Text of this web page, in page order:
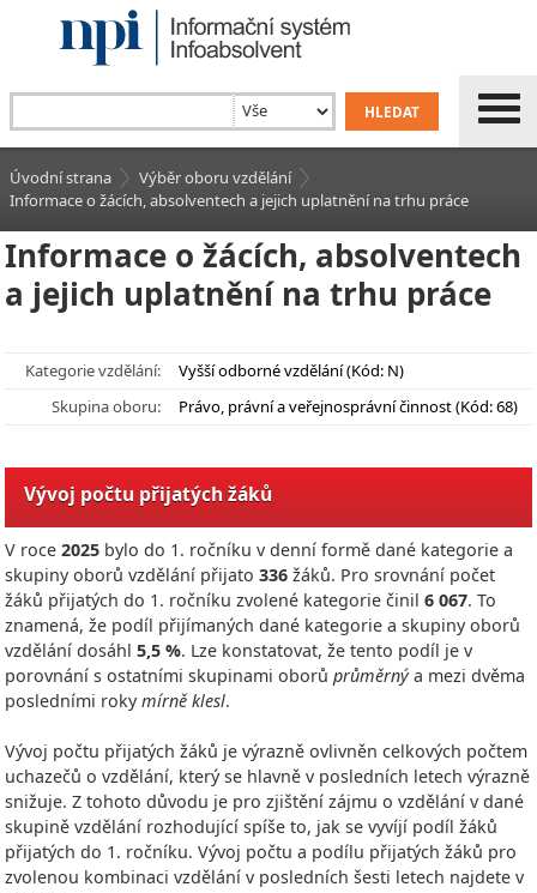
Úvodní strana
Výběr oboru vzdělání
Informace o žácích, absolventech a jejich uplatnění na trhu práce
Informace o žácích, absolventech
a jejich uplatnění na trhu práce
Kategorie vzdělání:
Vyšší odborné vzdělání (Kód: N)
Skupina oboru:
Právo, právní a veřejnosprávní činnost (Kód: 68)
Vývoj počtu přijatých žáků
V roce 2025 bylo do 1. ročníku v denní formě dané kategorie a
skupiny oborů vzdělání přijato 336 žáků. Pro srovnání počet
žáků přijatých do 1. ročníku zvolené kategorie činil 6 067. To
znamená, že podíl přijímaných dané kategorie a skupiny oborů
vzdělání dosáhl 5,5 %. Lze konstatovat, že tento podíl je v
porovnání s ostatními skupinami oborů průměrnýa mezi dvěma
posledními rokymírně klesl.
Vývoj počtu přijatých žáků je výrazně ovlivněn celkových počtem
uchazečů o vzdělání, který se hlavně v posledních letech výrazně
snižuje. Z tohoto důvodu je pro zjištění zájmu o vzdělání v dané
skupině vzdělání rozhodující spíše to, jak se vyvíjí podíl žáků
přijatých do 1. ročníku. Vývoj počtu a podílu přijatých žáků pro
zvolenou kombinaci vzdělání v posledních šesti letech najdete v